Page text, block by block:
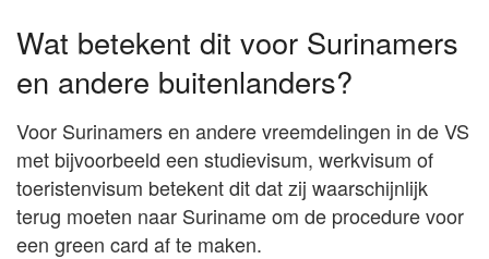
Wat betekent dit voor Surinamers
en andere buitenlanders?
Voor Surinamers en andere vreemdelingen in de VS
met bijvoorbeeld een studievisum, werkvisum of
toeristenvisum betekent dit dat zij waarschijnlijk
terug moeten naar Suriname om de procedure voor
een green card af te maken.